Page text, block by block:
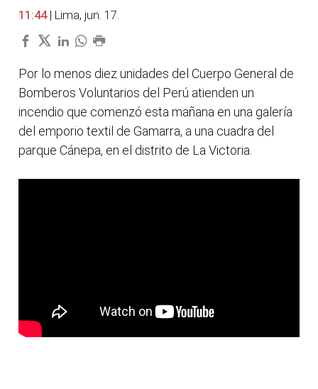
11:44 | Lima, jun. 17.
Por lo menos diez unidades del Cuerpo General de
Bomberos Voluntarios del Perú atienden un
incendio que comenzó esta mañana en una galería
del emporio textil de Gamarra, a una cuadra del
parque Cánepa, en el distrito de La Victoria.